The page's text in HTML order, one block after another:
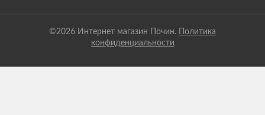
©2026 Интернет магазин Почин.
Политика
конфиденциальности